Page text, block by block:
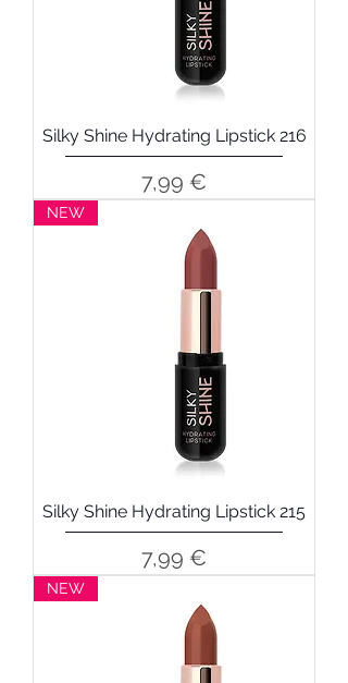
Silky Shine Hydrating Lipstick 216
Precio
7,99 €
NEW
Silky Shine Hydrating Lipstick 215
Precio
7,99 €
NEW